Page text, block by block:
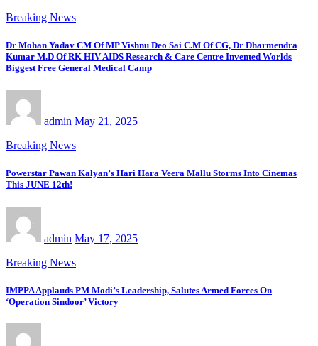
Breaking News
Dr Mohan Yadav CM Of MP Vishnu Deo Sai C.M Of CG, Dr Dharmendra
Kumar M.D Of RK HIV AIDS Research & Care Centre Invented Worlds
Biggest Free General Medical Camp
admin May 21, 2025
Breaking News
Powerstar Pawan Kalyan’s Hari Hara Veera Mallu Storms Into Cinemas
This JUNE 12th!
admin May 17, 2025
Breaking News
IMPPA Applauds PM Modi’s Leadership, Salutes Armed Forces On
‘Operation Sindoor’ Victory